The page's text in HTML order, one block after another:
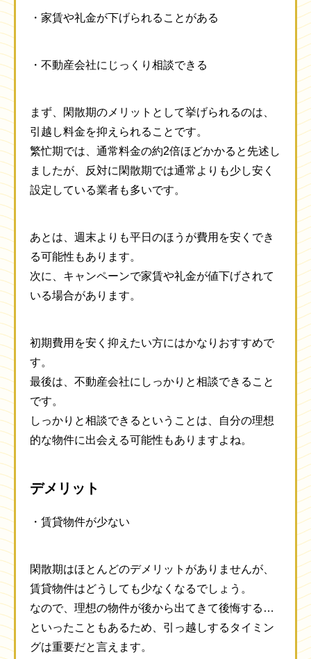
・家賃や礼金が下げられることがある
・不動産会社にじっくり相談できる
まず、閑散期のメリットとして挙げられるのは、
引越し料金を抑えられることです。
繁忙期では、通常料金の約2倍ほどかかると先述し
ましたが、反対に閑散期では通常よりも少し安く
設定している業者も多いです。
あとは、週末よりも平日のほうが費用を安くでき
る可能性もあります。
次に、キャンペーンで家賃や礼金が値下げされて
いる場合があります。
初期費用を安く抑えたい方にはかなりおすすめで
す。
最後は、不動産会社にしっかりと相談できること
です。
しっかりと相談できるということは、自分の理想
的な物件に出会える可能性もありますよね。
デメリット
・賃貸物件が少ない
閑散期はほとんどのデメリットがありませんが、
賃貸物件はどうしても少なくなるでしょう。
なので、理想の物件が後から出てきて後悔する…
といったこともあるため、引っ越しするタイミン
グは重要だと言えます。